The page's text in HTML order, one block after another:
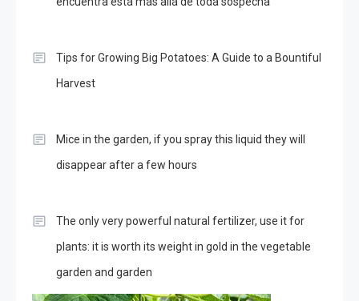
mejor que la lejía